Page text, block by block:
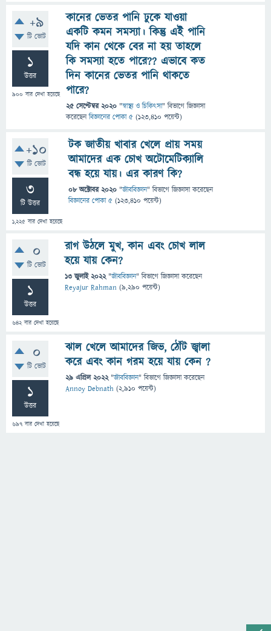
+9
টি ভোট
1
উত্তর
900 বার দেখা হয়েছে
কানের ভেতর পানি ঢুকে যাওয়া
একটি কমন সমস্যা। কিন্তু এই পানি
যদি কান থেকে বের না হয় তাহলে
কি সমস্যা হতে পারে?? এভাবে কত
দিন কানের ভেতর পানি থাকতে
পারে?
25 সেপ্টেম্বর 2020 "স্বাস্থ্য ও চিকিৎসা" বিভাগে জিজ্ঞাসা
করেছেনবিজ্ঞানের পোকা ৫ (123,410 পয়েন্ট)
+10
টি ভোট
3
টি উত্তর
1,225 বার দেখা হয়েছে
টক জাতীয় খাবার খেলে প্রায় সময়
আমাদের এক চোখ অটোমেটিক্যালি
বন্ধ হয়ে যায়। এর কারণ কি?
08 অক্টোবর 2020 "জীববিজ্ঞান" বিভাগে জিজ্ঞাসাকরেছেন
বিজ্ঞানের পোকা ৫ (123,410 পয়েন্ট)
0
টি ভোট
1
উত্তর
642বার দেখা হয়েছে
রাগ উঠলে মুখ, কান এবং চোখ লাল
হয়ে যায় কেন?
13 জুলাই 2022 "জীববিজ্ঞান" বিভাগে জিজ্ঞাসাকরেছেন
Reyajur Rahman (9,290 পয়েন্ট)
0
টি ভোট
1
উত্তর
697 বার দেখা হয়েছে
ঝাল খেলে আমাদের জিভ, ঠোঁট জ্বালা
করে এবং কান গরম হয়ে যায় কেন ?
29 এপ্রিল 2022 "জীববিজ্ঞান" বিভাগে জিজ্ঞাসাকরেছেন
Annoy Debnath (2,910 পয়েন্ট)